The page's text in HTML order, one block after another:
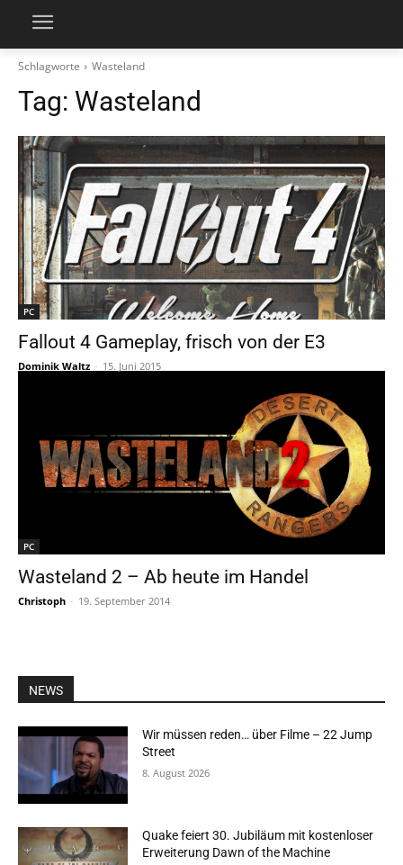
Schlagworte Wasteland
Tag: Wasteland
PC
Fallout 4 Gameplay, frisch von der E3
Dominik Waltz - 15. Juni 2015
PC
Wasteland 2 – Ab heute im Handel
Christoph - 19. September 2014
NEWS
Wir müssen reden… über Filme – 22 Jump
Street
8. August 2026
Quake feiert 30. Jubiläum mit kostenloser
Erweiterung Dawn of the Machine